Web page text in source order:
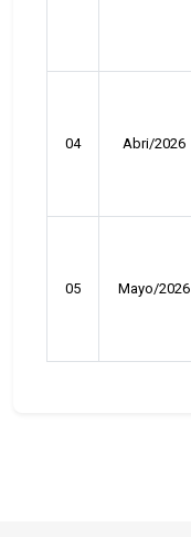
04 Abri/2026
05 Mayo/2026